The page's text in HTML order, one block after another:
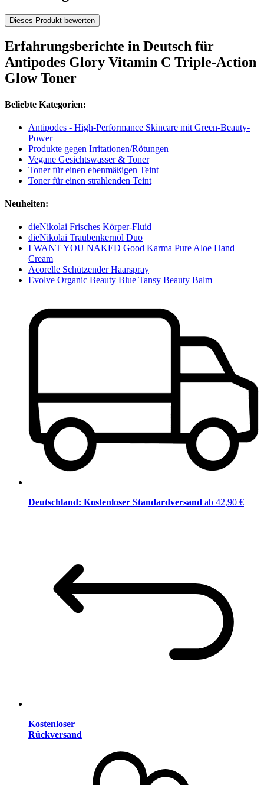
Dieses Produkt bewerten
Erfahrungsberichte in Deutsch für
Antipodes Glory Vitamin C Triple-Action
Glow Toner
Beliebte Kategorien:
Antipodes - High-Performance Skincare mit Green-Beauty-
Power
Produkte gegen Irritationen/Rötungen
Vegane Gesichtswasser & Toner
Toner für einen ebenmäßigen Teint
Toner für einen strahlenden Teint
Neuheiten:
dieNikolai Frisches Körper-Fluid
dieNikolai Traubenkernöl Duo
I WANT YOU NAKED Good Karma Pure Aloe Hand
Cream
Acorelle Schützender Haarspray
Evolve Organic Beauty Blue Tansy Beauty Balm
Deutschland: Kostenloser Standardversand ab 42,90 €
Kostenloser
Rückversand